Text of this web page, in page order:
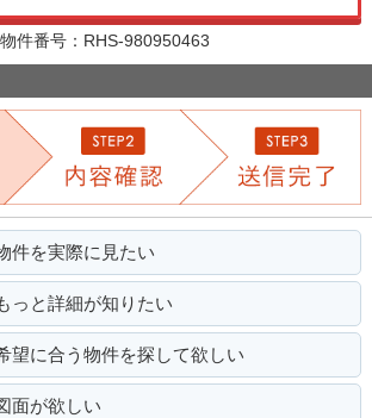
物件番号：RHS-980950463
件を実際に見たい
っと詳細が知りたい
望に合う物件を探して欲しい
面が欲しい